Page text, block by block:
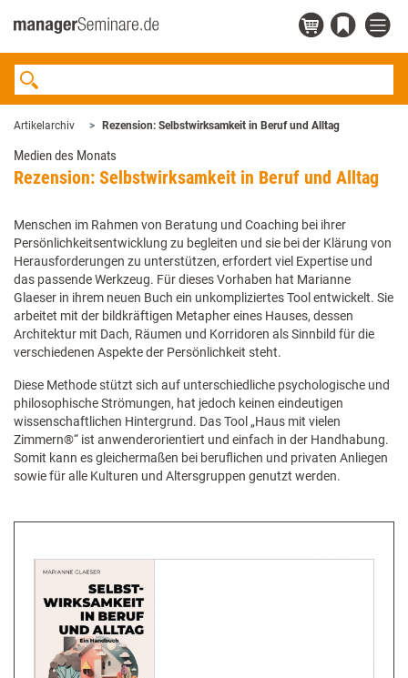
Artikelarchiv Rezension: Selbstwirksamkeit in Beruf und Alltag
Medien des Monats
Rezension: Selbstwirksamkeit in Beruf und Alltag
Menschen im Rahmen von Beratung und Coaching bei ihrer
Persönlichkeitsentwicklung zu begleiten und sie bei der Klärung von
Herausforderungen zu unterstützen, erfordert viel Expertise und
das passende Werkzeug. Für dieses Vorhaben hat Marianne
Glaeser in ihrem neuen Buch ein unkompliziertes Tool entwickelt. Sie
arbeitet mit der bildkräftigen Metapher eines Hauses, dessen
Architektur mit Dach, Räumen und Korridoren als Sinnbild für die
verschiedenen Aspekte der Persönlichkeit steht.
Diese Methode stützt sich auf unterschiedliche psychologische und
philosophische Strömungen, hat jedoch keinen eindeutigen
wissenschaftlichen Hintergrund. Das Tool „Haus mit vielen
Zimmern®“ ist anwenderorientiert und einfach in der Handhabung.
Somit kann es gleichermaßen bei beruflichen und privaten Anliegen
sowie für alle Kulturen und Altersgruppen genutzt werden.